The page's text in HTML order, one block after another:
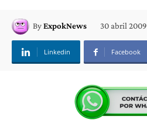
ByExpokNews 30 abril 2009
Linkedin Facebook